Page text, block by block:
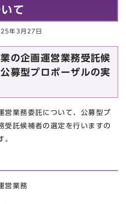
て
年3月27日
の企画運営業務受託候
募型プロポーザルの実
営業務委託について、公募型プ
受託候補者の選定を行いますの
。
営業務